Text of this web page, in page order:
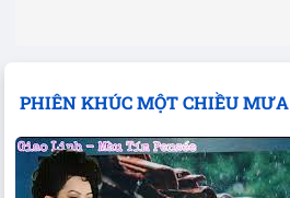
PHIÊN KHÚC MỘT CHIỀU MƯA